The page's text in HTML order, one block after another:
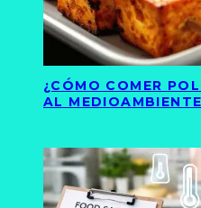
¿CÓMO COMER
AL